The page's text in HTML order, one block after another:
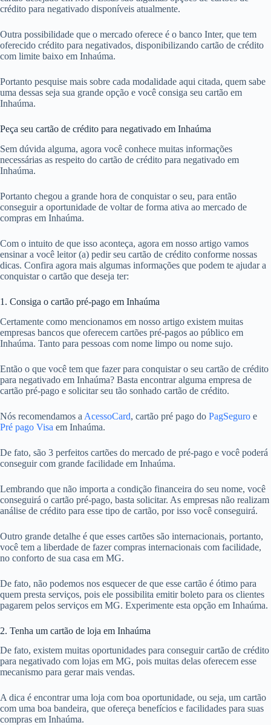
crédito para negativado disponíveis atualmente.
Outra possibilidade que o mercado oferece é o banco Inter, que tem
oferecido crédito para negativados, disponibilizando cartão de crédito
com limite baixo em Inhaúma.
Portanto pesquise mais sobre cada modalidade aqui citada, quem sabe
uma dessas seja sua grande opção e você consiga seu cartão em
Inhaúma.
Peça seu cartão de crédito para negativado em Inhaúma
Sem dúvida alguma, agora você conhece muitas informações
necessárias as respeito do cartão de crédito para negativado em
Inhaúma.
Portanto chegou a grande hora de conquistar o seu, para então
conseguir a oportunidade de voltar de forma ativa ao mercado de
compras em Inhaúma.
Com o intuito de que isso aconteça, agora em nosso artigo vamos
ensinar a você leitor (a) pedir seu cartão de crédito conforme nossas
dicas. Confira agora mais algumas informações que podem te ajudar a
conquistar o cartão que deseja ter:
1. Consiga o cartão pré-pago em Inhaúma
Certamente como mencionamos em nosso artigo existem muitas
empresas bancos que oferecem cartões pré-pagos ao público em
Inhaúma. Tanto para pessoas com nome limpo ou nome sujo.
Então o que você tem que fazer para conquistar o seu cartão de crédito
para negativado em Inhaúma? Basta encontrar alguma empresa de
cartão pré-pago e solicitar seu tão sonhado cartão de crédito.
Nós recomendamos a AcessoCard, cartão pré pago do PagSeguro e
Pré pago Visa em Inhaúma.
De fato, são 3 perfeitos cartões do mercado de pré-pago e você poderá
conseguir com grande facilidade em Inhaúma.
Lembrando que não importa a condição financeira do seu nome, você
conseguirá o cartão pré-pago, basta solicitar. As empresas não realizam
análise de crédito para esse tipo de cartão, por isso você conseguirá.
Outro grande detalhe é que esses cartões são internacionais, portanto,
você tem a liberdade de fazer compras internacionais com facilidade,
no conforto de sua casa em MG.
De fato, não podemos nos esquecer de que esse cartão é ótimo para
quem presta serviços, pois ele possibilita emitir boleto para os clientes
pagarem pelos serviços em MG. Experimente esta opção em Inhaúma.
2. Tenha um cartão de loja em Inhaúma
De fato, existem muitas oportunidades para conseguir cartão de crédito
para negativado com lojas em MG, pois muitas delas oferecem esse
mecanismo para gerar mais vendas.
A dica é encontrar uma loja com boa oportunidade, ou seja, um cartão
com uma boa bandeira, que ofereça benefícios e facilidades para suas
compras em Inhaúma.